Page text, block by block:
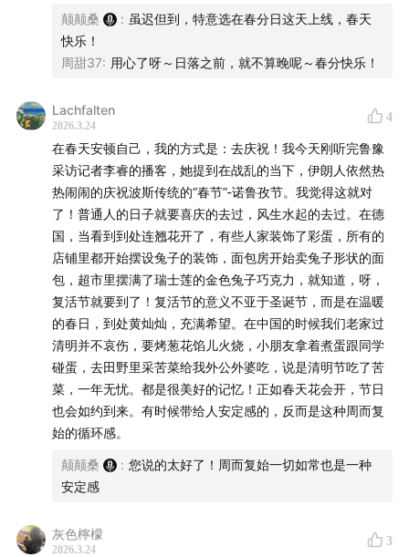
｜主播｜
播
联系我们
商务bd@vistopia.com.cn
小红书@颠颠桑
颠颠桑 : 虽迟但到，特意选在春分日这天上线，春天
快乐！
周甜37: 用心了呀～日落之前，就不算晚呢～春分快乐！
Lachfalten
2026.3.24
4
在春天安顿自己，我的方式是：去庆祝！我今天刚听完鲁豫
采访记者李睿的播客，她提到在战乱的当下，伊朗人依然热
热闹闹的庆祝波斯传统的“春节”-诺鲁孜节。我觉得这就对
了！普通人的日子就要喜庆的去过，风生水起的去过。在德
国，当看到到处连翘花开了，有些人家装饰了彩蛋，所有的
店铺里都开始摆设兔子的装饰，面包房开始卖兔子形状的面
包，超市里摆满了瑞士莲的金色兔子巧克力，就知道，呀，
复活节就要到了！复活节的意义不亚于圣诞节，而是在温暖
的春日，到处黄灿灿，充满希望。在中国的时候我们老家过
清明并不哀伤，要烤葱花馅儿火烧，小朋友拿着煮蛋跟同学
碰蛋，去田野里采苦菜给我外公外婆吃，说是清明节吃了苦
菜，一年无忧。都是很美好的记忆！正如春天花会开，节日
也会如约到来。有时候带给人安定感的，反而是这种周而复
始的循环感。
颠颠桑 : 您说的太好了！周而复始一切如常也是一种
安定感
灰色檸檬
2026.3.24
3